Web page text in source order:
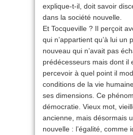
explique-t-il, doit savoir
dans la société nouvelle.
Et Tocqueville ? Il perçoit
qui n’appartient qu’à lui un
nouveau qui n’avait pas
prédécesseurs mais dont il
percevoir à quel point il
conditions de la vie
ses dimensions. Ce
démocratie. Vieux mot,
ancienne, mais désormais
nouvelle : l’égalité, comme